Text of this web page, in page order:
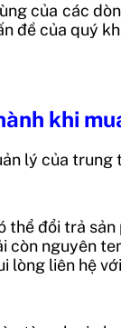
của các
đề của quý
khi
lý của trung
thể đổi trả
còn nguyên
lòng liên hệ